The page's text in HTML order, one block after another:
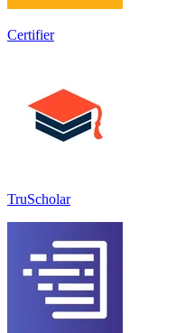
Certifier
TruScholar